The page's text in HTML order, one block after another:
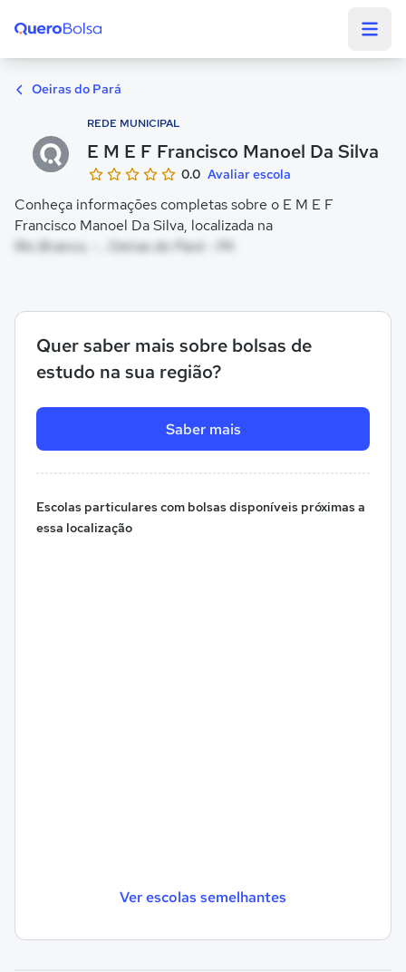
Oeiras do Pará
REDE MUNICIPAL
E M E F Francisco Manoel Da Silva
0.0 Avaliar escola
Conheça informações completas sobre o E M E F
Francisco Manoel Da Silva, localizada na
Rio Branco, - , Oeiras do Pará - PA
Quer saber mais sobre bolsas de
estudo na sua região?
Saber mais
Escolas particulares com bolsas disponíveis próximas a
essa localização
Ver escolas semelhantes